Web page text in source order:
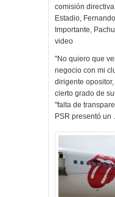
comisión directiva
Estadio,
Importante,
video
"No quiero que
negocio con mi
dirigente
cierto grado de
"falta de
PSR presentó un